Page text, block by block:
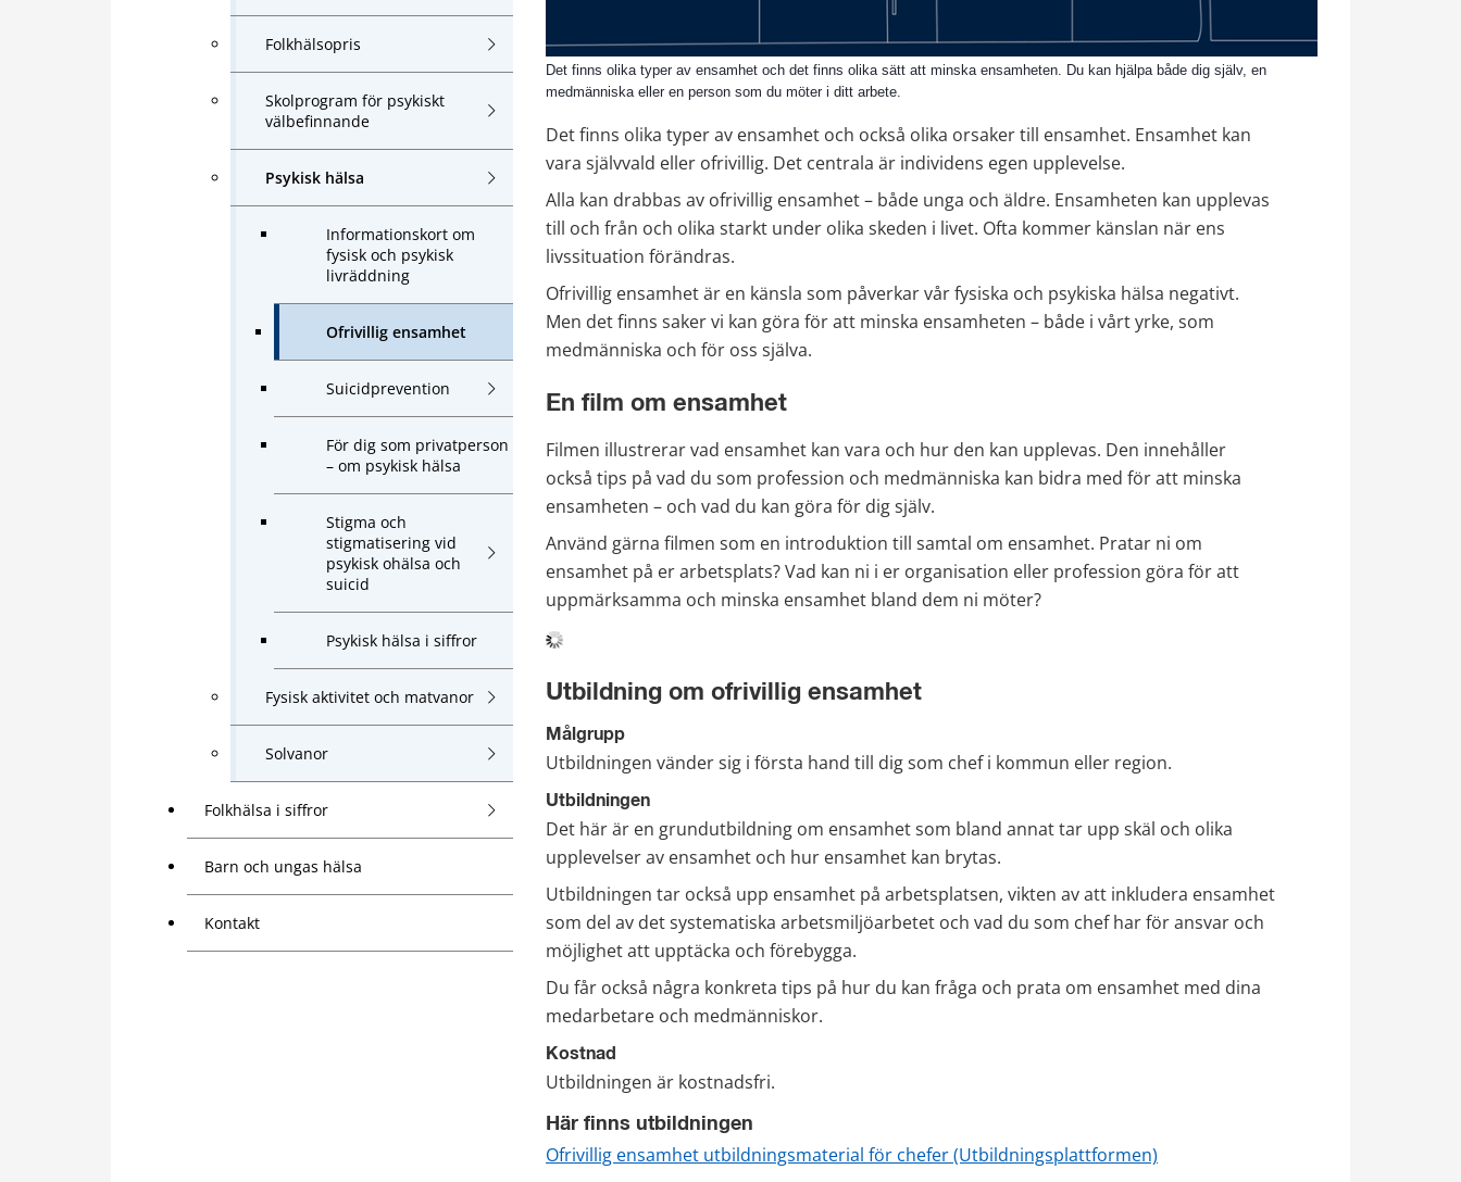
Folkhälsopris
Skolprogram för psykiskt
välbefinnande
Psykisk hälsa
Informationskort om
fysisk och psykisk
livräddning
Ofrivillig ensamhet
Suicidprevention
För dig som privatperson
– om psykisk hälsa
Stigma och
stigmatisering vid
psykisk ohälsa och
suicid
Psykisk hälsa i siffror
Fysisk aktivitet och matvanor
Solvanor
Folkhälsa i siffror
Barn och ungas hälsa
Kontakt
Det finns olika typer av ensamhet och det finns olika sätt att minska ensamheten. Du kan hjälpa både dig själv, en
medmänniska eller en person som du möter i ditt arbete.
Det finns olika typer av ensamhet och också olika orsaker till ensamhet. Ensamhet kan
vara självvald eller ofrivillig. Det centrala är individens egen upplevelse.
Alla kan drabbas av ofrivillig ensamhet – både unga och äldre. Ensamheten kan upplevas
till och från och olika starkt under olika skeden i livet. Ofta kommer känslan när ens
livssituation förändras.
Ofrivillig ensamhet är en känsla som påverkar vår fysiska och psykiska hälsa negativt.
Men det finns saker vi kan göra för att minska ensamheten – både i vårt yrke, som
medmänniska och för oss själva.
En film om ensamhet
Filmen illustrerar vad ensamhet kan vara och hur den kan upplevas. Den innehåller
också tips på vad du som profession och medmänniska kan bidra med för att minska
ensamheten – och vad du kan göra för dig själv.
Använd gärna filmen som en introduktion till samtal om ensamhet. Pratar ni om
ensamhet på er arbetsplats? Vad kan ni i er organisation eller profession göra för att
uppmärksamma och minska ensamhet bland dem ni möter?
Utbildning om ofrivillig ensamhet
Målgrupp
Utbildningen vänder sig i första hand till dig som chef i kommun eller region.
Utbildningen
Det här är en grundutbildning om ensamhet som bland annat tar upp skäl och olika
upplevelser av ensamhet och hur ensamhet kan brytas.
Utbildningen tar också upp ensamhet på arbetsplatsen, vikten av att inkludera ensamhet
som del av det systematiska arbetsmiljöarbetet och vad du som chef har för ansvar och
möjlighet att upptäcka och förebygga.
Du får också några konkreta tips på hur du kan fråga och prata om ensamhet med dina
medarbetare och medmänniskor.
Kostnad
Utbildningen är kostnadsfri.
Här finns utbildningen
Ofrivillig ensamhet utbildningsmaterial för chefer (Utbildningsplattformen)